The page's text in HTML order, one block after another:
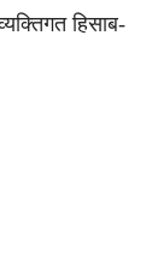
हिसाब-